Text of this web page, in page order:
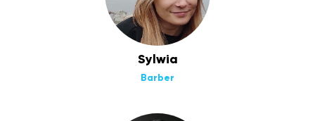
Sylwia
Barber